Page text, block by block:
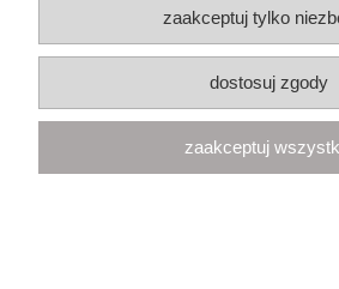
Informacje
O nas
| Olimpijska 8, 86-010
pomorskie | telefon:668 833 068, e-mail:
zaakceptuj tylko
dostosuj zgody
zaakceptuj